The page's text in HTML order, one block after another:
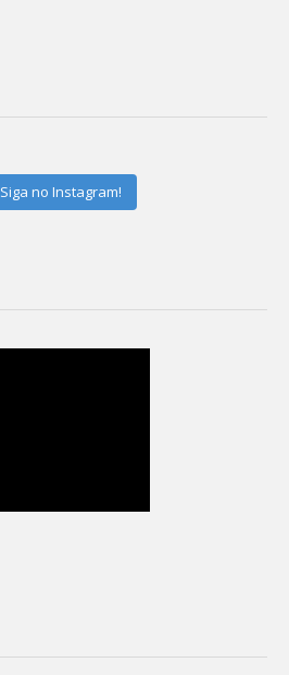
Siga no Instagram!